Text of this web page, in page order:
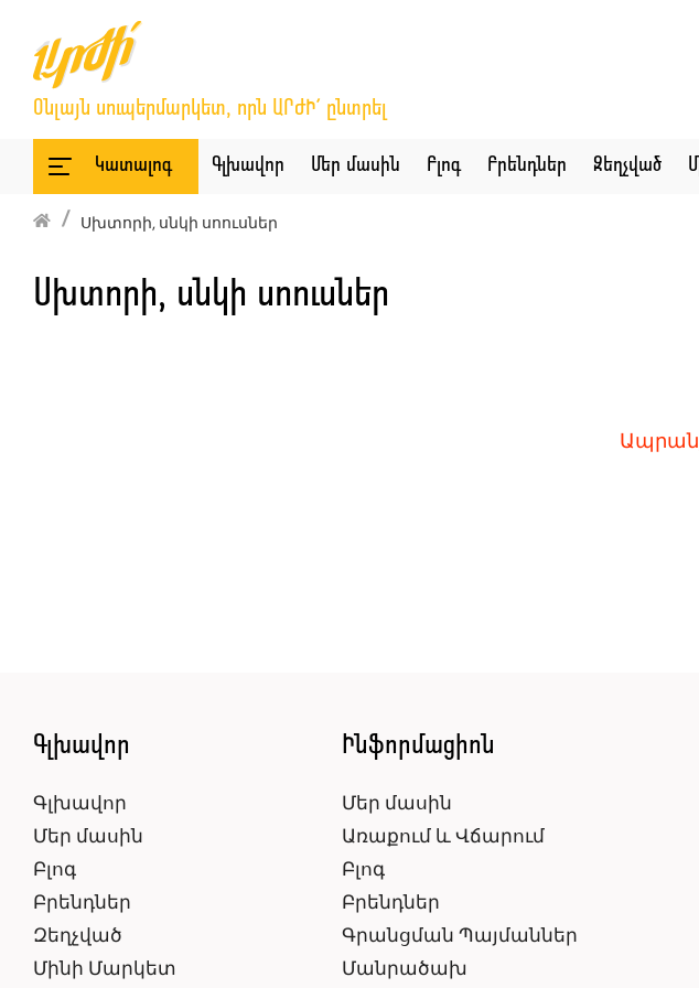
Օնլայն սուպերմարկետ, որն ԱՐԺԻ՛ ընտրել
Կատալոգ Գլխավոր Մեր մասին Բլոգ Բրենդներ Զեղչված
Սխտորի, սնկի սոուսներ
Սխտորի, սնկի սոուսներ
Գլխավոր
Գլխավոր
Մեր մասին
Բլոգ
Բրենդներ
Զեղչված
Մինի Մարկետ
Ինֆորմացիոն
Մեր մասին
Առաքում և Վճարում
Բլոգ
Բրենդներ
Գրանցման Պայմաններ
Մանրածախ